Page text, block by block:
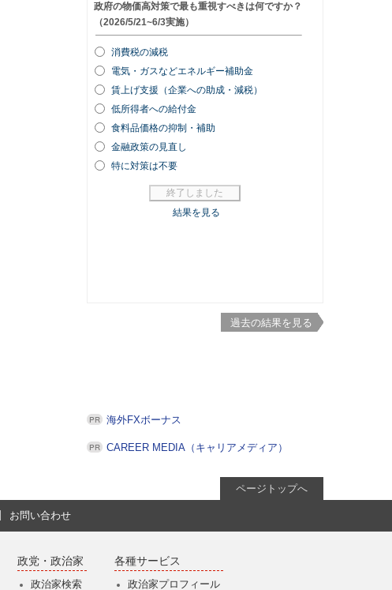
過去の結果を見る
海外FXボーナス
CAREER MEDIA（キャリアメディア）
ページトップへ
お問い合わせ
政党・政治家
政治家検索
各種サービス
政治家プロフィール